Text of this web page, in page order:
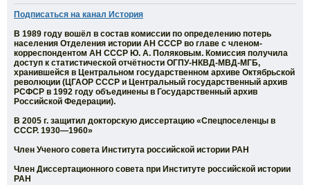
Подписаться на канал История
В 1989 году вошёл в состав комиссии по определению потерь
населения Отделения истории АН СССР во главе с членом-
корреспондентом АН СССР Ю. А. Поляковым. Комиссия получила
доступ к статистической отчётности ОГПУ-НКВД-МВД-МГБ,
хранившейся в Центральном государственном архиве Октябрьской
революции (ЦГАОР СССР и Центральный государственный архив
РСФСР в 1992 году объединены в Государственный архив
Российской Федерации).
В 2005 г. защитил докторскую диссертацию «Спецпоселенцы в
СССР. 1930—1960»
Член Ученого совета Института российской истории РАН
Член Диссертационного совета при Институте российской истории
РАН